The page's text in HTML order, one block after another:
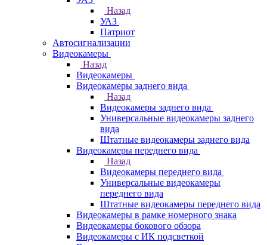
Назад
УАЗ
Патриот
Автосигнализации
Видеокамеры
Назад
Видеокамеры
Видеокамеры заднего вида
Назад
Видеокамеры заднего вида
Универсальные видеокамеры заднего
вида
Штатные видеокамеры заднего вида
Видеокамеры переднего вида
Назад
Видеокамеры переднего вида
Универсальные видеокамеры
переднего вида
Штатные видеокамеры переднего вида
Видеокамеры в рамке номерного знака
Видеокамеры бокового обзора
Видеокамеры с ИК подсветкой